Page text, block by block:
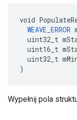
void
WEAVE_ERROR
uint32_t
uint16_t
uint32_t
)
Wypełnij pola